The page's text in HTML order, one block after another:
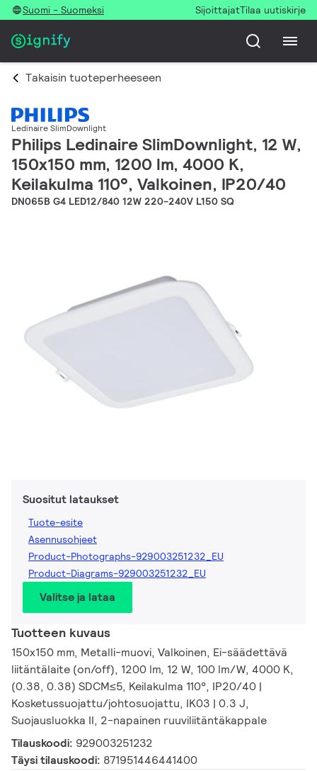
Suomi - Suomeksi SijoittajatTilaa uutiskirje
Takaisin tuoteperheeseen
Ledinaire SlimDownlight
Philips Ledinaire SlimDownlight, 12 W,
150x150 mm, 1200 lm, 4000 K,
Keilakulma 110°, Valkoinen, IP20/40
DN065B G4 LED12/840 12W 220-240V L150 SQ
Suositut lataukset
Tuote-esite
Asennusohjeet
Product-Photographs-929003251232_EU
Product-Diagrams-929003251232_EU
Valitse ja lataa
Tuotteen kuvaus
150x150 mm, Metalli-muovi, Valkoinen, Ei-säädettävä
liitäntälaite (on/off), 1200 lm, 12 W, 100 lm/W, 4000 K,
(0.38, 0.38) SDCM≤5, Keilakulma 110°, IP20/40 |
Kosketussuojattu/johtosuojattu, IK03 | 0.3 J,
Suojausluokka II, 2-napainen ruuviliitäntäkappale
Tilauskoodi: 929003251232
Täysi tilauskoodi: 871951446441400